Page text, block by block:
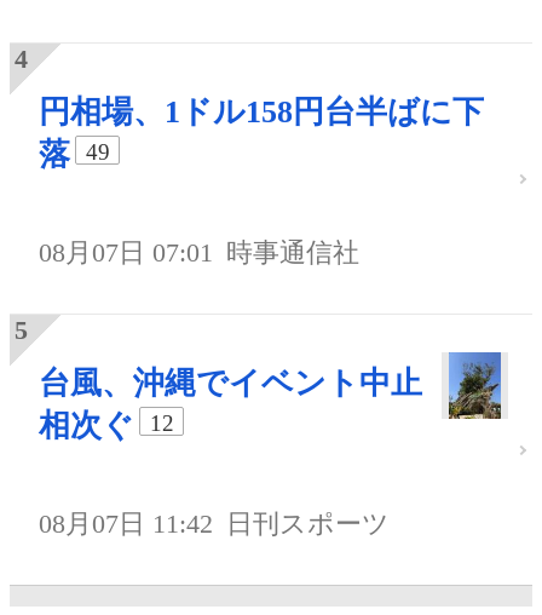
円相場、1ドル158円台半ばに下
落
49
08月07日 07:01 時事通信社
台風、沖縄でイベント中止
相次ぐ
12
08月07日 11:42 日刊スポーツ